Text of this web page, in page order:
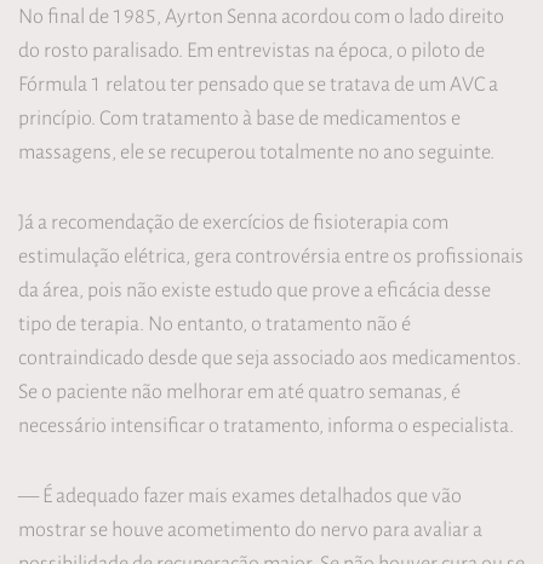
No final de 1985, Ayrton Senna acordou com o lado direito
do rosto paralisado. Em entrevistas na época, o piloto de
Fórmula 1 relatou ter pensado que se tratava de um AVC a
princípio. Com tratamento à base de medicamentos e
massagens, ele se recuperou totalmente no ano seguinte.
Já a recomendação de exercícios de fisioterapia com
estimulação elétrica, gera controvérsia entre os profissionais
da área, pois não existe estudo que prove a eficácia desse
tipo de terapia. No entanto, o tratamento não é
contraindicado desde que seja associado aos medicamentos.
Se o paciente não melhorar em até quatro semanas, é
necessário intensificar o tratamento, informa o especialista.
— É adequado fazer mais exames detalhados que vão
mostrar se houve acometimento do nervo para avaliar a